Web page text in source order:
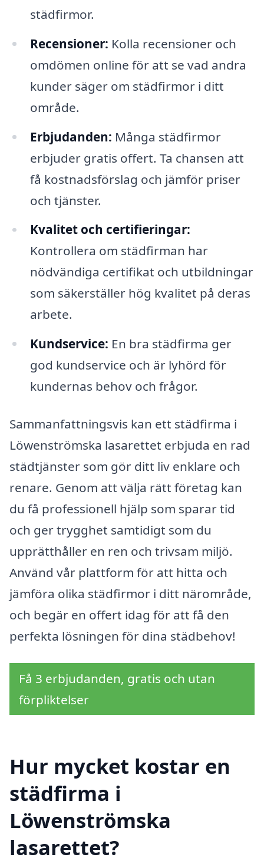
städfirmor.
Recensioner: Kolla recensioner och
omdömen online för att se vad andra
kunder säger om städfirmor i ditt
område.
Erbjudanden: Många städfirmor
erbjuder gratis offert. Ta chansen att
få kostnadsförslag och jämför priser
och tjänster.
Kvalitet och certifieringar:
Kontrollera om städfirman har
nödvändiga certifikat och utbildningar
som säkerställer hög kvalitet på deras
arbete.
Kundservice: En bra städfirma ger
god kundservice och är lyhörd för
kundernas behov och frågor.
Sammanfattningsvis kan ett städfirma i
Löwenströmska lasarettet erbjuda en rad
städtjänster som gör ditt liv enklare och
renare. Genom att välja rätt företag kan
du få professionell hjälp som sparar tid
och ger trygghet samtidigt som du
upprätthåller en ren och trivsam miljö.
Använd vår plattform för att hitta och
jämföra olika städfirmor i ditt närområde,
och begär en offert idag för att få den
perfekta lösningen för dina städbehov!
Få 3 erbjudanden, gratis och utan
förpliktelser
Hur mycket kostar en
städfirma i
Löwenströmska
lasarettet?